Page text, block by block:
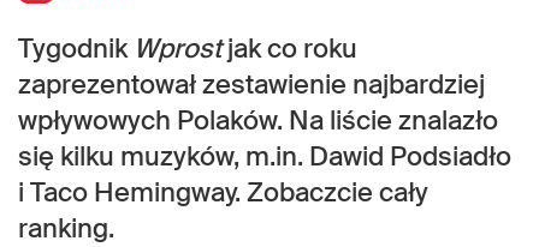
Tygodnik Wprostjak co roku
zaprezentował zestawienie najbardziej
wpływowych Polaków. Na liście znalazło
się kilku muzyków, m.in. Dawid Podsiadło
i Taco Hemingway. Zobaczcie cały
ranking.